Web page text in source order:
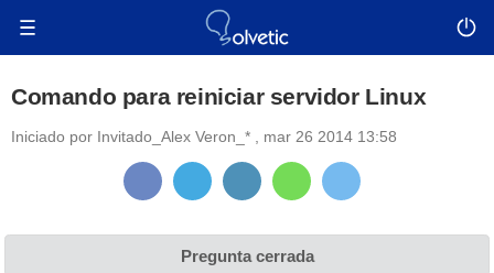
Comando para reiniciar servidor Linux
Iniciado por Invitado_Alex Veron_* mar 26 2014 13:58
Pregunta cerrada